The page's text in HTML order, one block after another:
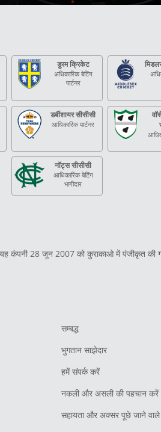
डुरम क्रिकेट
अधिकारिक बेटिंग
पार्टनर
डर्बीशायर सीसीसी
आधिकारिक पार्टनर
नॉट्स सीसीसी
आधिकारिक बेटिंग
भागीदार
यह कंपनी 28 जून 2007 को कुराकाओ में पंजीकृत
सम्बद्ध
भुगतान साझेदार
हमें संपर्क करें
नकली और असली की पहचान करें
सहायता और अक्सर पूछे जाने वाले